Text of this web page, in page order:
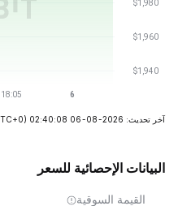
آخر تحديث: 2026-08-06 02:40:08 (UTC+0)
البيانات الإحصائية للسعر
القيمة السوقية